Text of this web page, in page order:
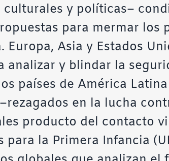
y políticas–
para mermar los
Asia y Estados
analizar y blindar la
países de América
en la lucha
producto del contacto
la Primera Infancia